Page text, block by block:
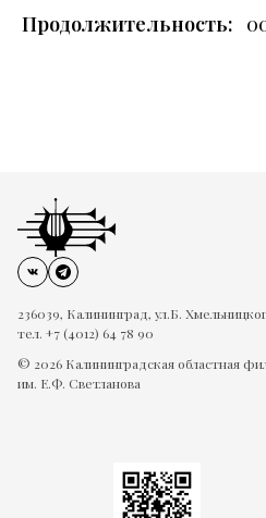
Продолжительность:
236039, Калининград, ул.Б.
тел. +7 (4012) 64 78 90
© 2026 Калининградская областная
им. Е.Ф. Светланова